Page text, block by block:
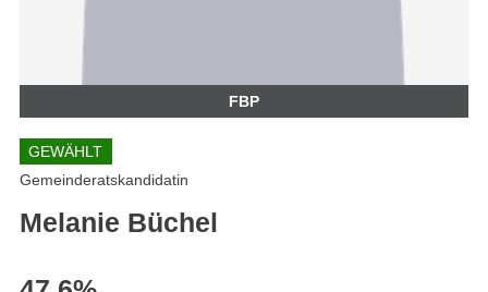
FBP
GEWÄHLT
Gemeinderatskandidatin
Melanie Büchel